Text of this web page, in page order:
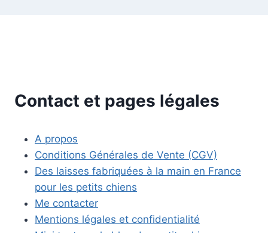
Contact et pages légales
A propos
Conditions Générales de Vente (CGV)
Des laisses fabriquées à la main en France
pour les petits chiens
Me contacter
Mentions légales et confidentialité